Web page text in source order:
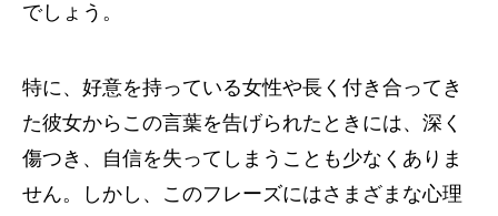
でしょう。
特に、好意を持っている女性や長く付き合ってき
た彼女からこの言葉を告げられたときには、深く
傷つき、自信を失ってしまうことも少なくありま
せん。しかし、このフレーズにはさまざまな心理